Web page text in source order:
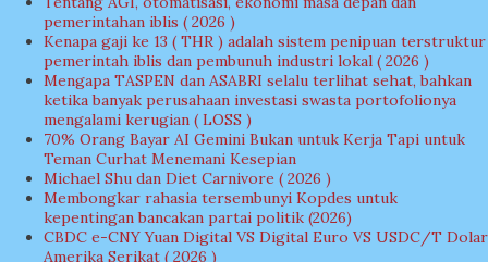
pemerintahan iblis ( 2026 )
Kenapa gaji ke 13 ( THR ) adalah sistem penipuan terstruktur
pemerintah iblis dan pembunuh industri lokal ( 2026 )
Mengapa TASPEN dan ASABRI selalu terlihat sehat, bahkan
ketika banyak perusahaan investasi swasta portofolionya
mengalami kerugian ( LOSS )
70% Orang Bayar AI Gemini Bukan untuk Kerja Tapi untuk
Teman Curhat Menemani Kesepian
Michael Shu dan Diet Carnivore ( 2026 )
Membongkar rahasia tersembunyi Kopdes untuk
kepentingan bancakan partai politik (2026)
CBDC e-CNY Yuan Digital VS Digital Euro VS USDC/T Dolar
Amerika Serikat ( 2026 )